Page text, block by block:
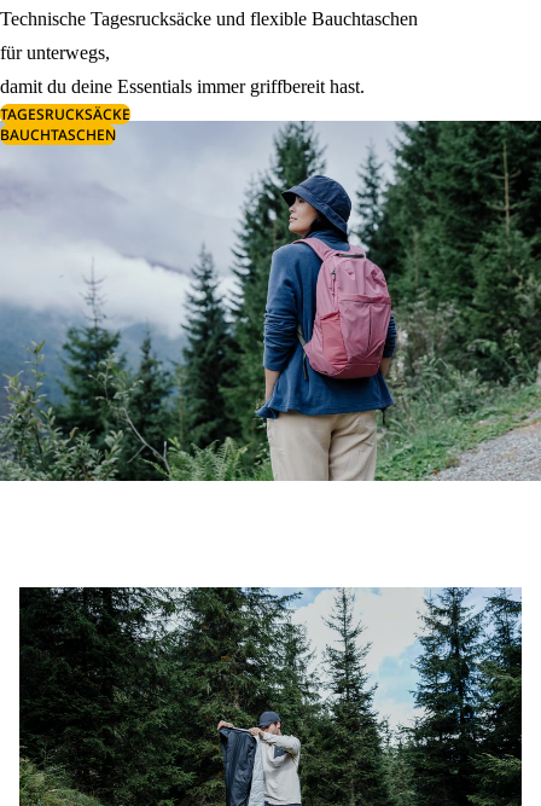
Technische Tagesrucksäcke und flexible Bauchtaschen
für unterwegs,
damit du deine Essentials immer griffbereit hast.
TAGESRUCKSÄCKE
BAUCHTASCHEN